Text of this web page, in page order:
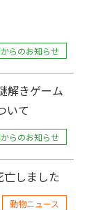
らのお知らせ
解きゲーム
いて
らのお知らせ
しました
動物ニュース